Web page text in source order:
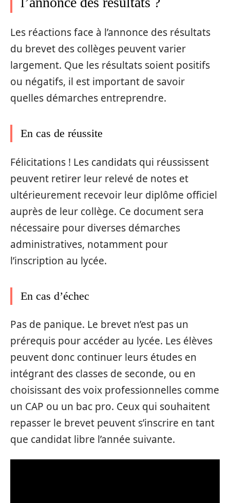
Les réactions face à l’annonce des résultats
du brevet des collèges peuvent varier
largement. Que les résultats soient positifs
ou négatifs, il est important de savoir
quelles démarches entreprendre.
En cas de réussite
Félicitations ! Les candidats qui réussissent
peuvent retirer leur relevé de notes et
ultérieurement recevoir leur diplôme officiel
auprès de leur collège. Ce document sera
nécessaire pour diverses démarches
administratives, notamment pour
l’inscription au lycée.
En cas d’échec
Pas de panique. Le brevet n’est pas un
prérequis pour accéder au lycée. Les élèves
peuvent donc continuer leurs études en
intégrant des classes de seconde, ou en
choisissant des voix professionnelles comme
un CAP ou un bac pro. Ceux qui souhaitent
repasser le brevet peuvent s’inscrire en tant
que candidat libre l’année suivante.